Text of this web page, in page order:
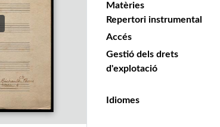
Matèries
Repertori instrumental
Accés
Gestió dels drets
d'explotació
Idiomes